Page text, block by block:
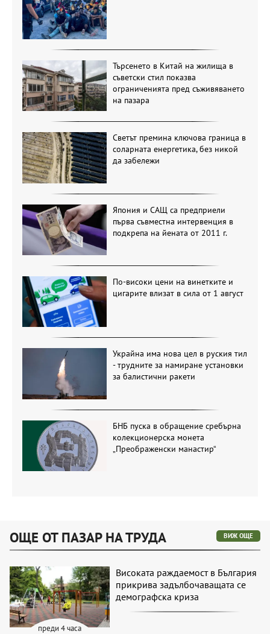
Търсенето в Китай на жилища в
съветски стил показва
ограниченията пред съживяването
на пазара
Светът премина ключова граница в
соларната енергетика, без никой
да забележи
Япония и САЩ са предприели
първа съвместна интервенция в
подкрепа на йената от 2011 г.
По-високи цени на винетките и
цигарите влизат в сила от 1 август
Украйна има нова цел в руския тил
- трудните за намиране установки
за балистични ракети
БНБ пуска в обращение сребърна
колекционерска монета
„Преображенски манастир“
ОЩЕ ОТ ПАЗАР НА ТРУДА ВИЖ ОЩЕ
преди 4 часа
Високата раждаемост в България
прикрива задълбочаващата се
демографска криза